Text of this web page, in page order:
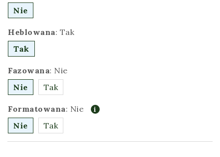
Nie
Heblowana: Tak
Tak
Fazowana: Nie
Nie
Tak
Formatowana: Nie
Nie
Tak